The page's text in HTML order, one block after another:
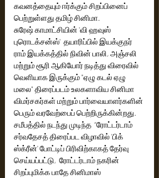
கவனத்தையும் ஈர்க்கும் சிறப்பினைப்
பெற்றுள்ளது தமிழ் சினிமா.
சுரேஷ் காமாட்சியின் 'வி ஹவுஸ்
புரொடக்சன்ஸ்'  தயாரிப்பில் இயக்குநர்
ராம் இயக்கத்தில் நிவின் பாலி, அஞ்சலி
மற்றும் சூரி ஆகியோர் நடித்து விரைவில்
வெளியாக இருக்கும் "ஏழு கடல் ஏழு
மலை" திரைப்படம் உலகளாவிய சினிமா
விமர்சகர்கள் மற்றும் பார்வையாளர்களின்
பெரும் வரவேற்பைப் பெற்றிருக்கின்றது.
சமீபத்தில் நடந்து முடிந்த  “ரோட்டர்டாம்
சர்வதேசத் திரைப்பட விழாவில் 'பிக்
ஸ்க்ரீன்' போட்டிப் பிரிவிற்காகத் தேர்வு
செய்யப்பட்டு,  ரோட்டர்டாம் நகரின்
சிறப்புமிக்க பாதே சினிமாஸ்